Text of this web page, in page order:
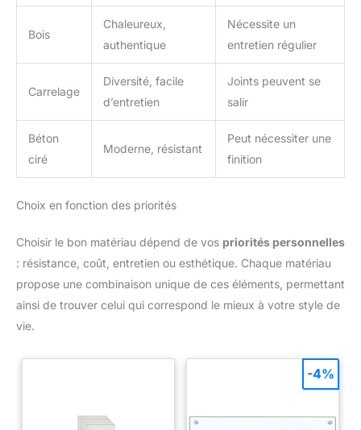
Bois
Chaleureux,
authentique
Nécessite un
entretien régulier
Carrelage
Diversité, facile
d’entretien
Joints peuvent se
salir
Béton
ciré
Moderne, résistant
Peut nécessiter une
finition
Choix en fonction des priorités
Choisir le bon matériau dépend de vos priorités personnelles
: résistance, coût, entretien ou esthétique. Chaque matériau
propose une combinaison unique de ces éléments, permettant
ainsi de trouver celui qui correspond le mieux à votre style de
vie.
-4%